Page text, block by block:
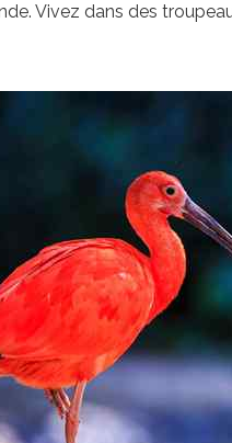
Vivez dans des